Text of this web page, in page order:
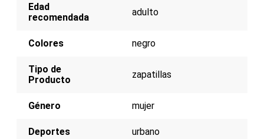
Edad
recomendada
adulto
Colores negro
Tipo de
Producto
zapatillas
Género mujer
Deportes urbano